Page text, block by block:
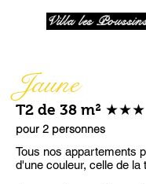
Villa les
Jaune
T2 de 38 m² ★★★
pour 2 personnes
Tous nos appartements
d'une couleur, celle de la